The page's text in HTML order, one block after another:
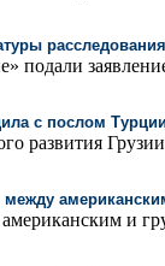
подали
с послом
развития
и